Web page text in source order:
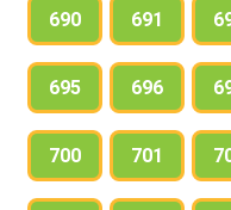
690 691
695 696
700 701